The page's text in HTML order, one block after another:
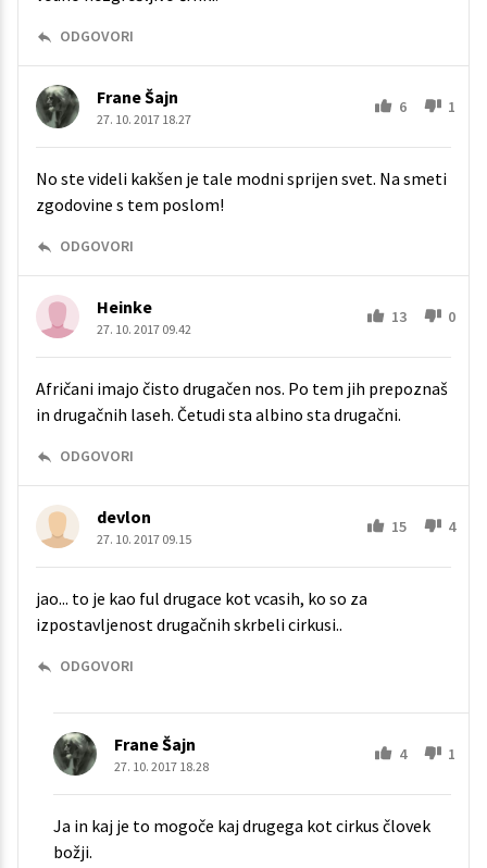
ODGOVORI
Frane Šajn
27. 10. 2017 18.27
6 1
No ste videli kakšen je tale modni sprijen svet. Na smeti
zgodovine s tem poslom!
ODGOVORI
Heinke
27. 10. 2017 09.42
13 0
Afričani imajo čisto drugačen nos. Po tem jih prepoznaš
in drugačnih laseh. Četudi sta albino sta drugačni.
ODGOVORI
devlon
27. 10. 2017 09.15
15 4
jao... to je kao ful drugace kot vcasih, ko so za
izpostavljenost drugačnih skrbeli cirkusi..
ODGOVORI
Frane Šajn
27. 10. 2017 18.28
4 1
Ja in kaj je to mogoče kaj drugega kot cirkus človek
božji.